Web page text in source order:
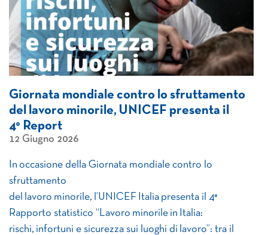
Giornata mondiale contro lo sfruttamento
del lavoro minorile, UNICEF presenta il
4° Report
12 Giugno 2026
In occasione della Giornata mondiale contro lo
sfruttamento
del lavoro minorile, l’UNICEF Italia presenta il 4°
Rapporto statistico “Lavoro minorile in Italia:
rischi, infortuni e sicurezza sui luoghi di lavoro”: tra il